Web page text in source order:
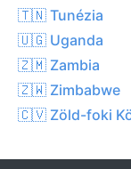
🇹🇳 Tunézia
🇺🇬 Uganda
🇿🇲 Zambia
🇿🇼 Zimbabwe
🇨🇻 Zöld-foki